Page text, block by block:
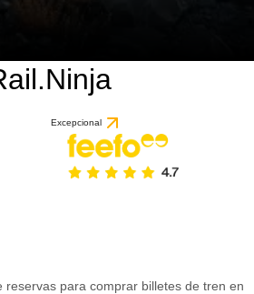
Excepcional
reservas para comprar billetes de tren en